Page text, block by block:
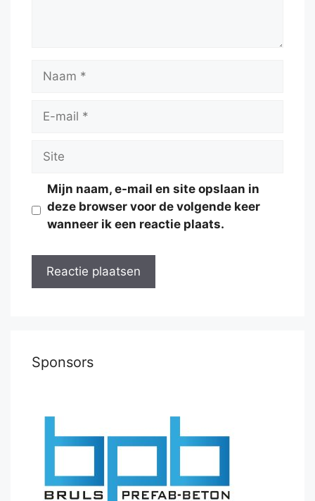
Naam
Site
Mijn naam, e-mail en site opslaan in
deze browser voor de volgende keer
wanneer ik een reactie plaats.
Sponsors